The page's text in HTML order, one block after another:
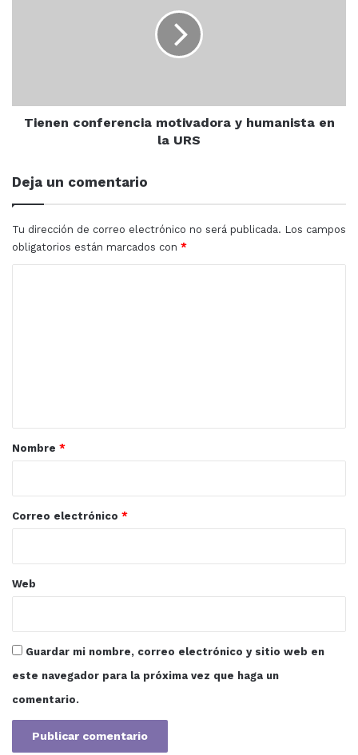
Universidad Autónoma de Sinaloa
URS-UAS
Tienen conferencia motivadora y humanista en
la URS
Deja un comentario
Tu dirección de correo electrónico no será publicada. Los campos
obligatorios están marcados con *
r
*
Nombre *
Correo electrónico *
Web
Guardar mi nombre, correo electrónico y sitio web en
este navegador para la próxima vez que haga un
comentario.